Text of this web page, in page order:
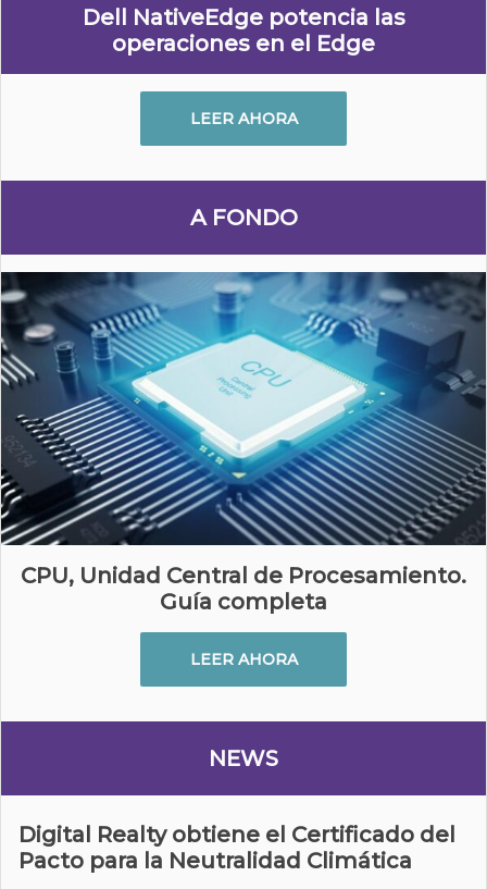
Dell NativeEdge potencia las
operaciones en el Edge
LEER AHORA
A FONDO
CPU, Unidad Central de Procesamiento.
Guía completa
LEER AHORA
NEWS
Digital Realty obtiene el Certificado del
Pacto para la Neutralidad Climática